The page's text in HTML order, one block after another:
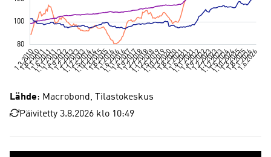
Lähde: Macrobond, Tilastokeskus
Päivitetty 3.8.2026 klo 10:49